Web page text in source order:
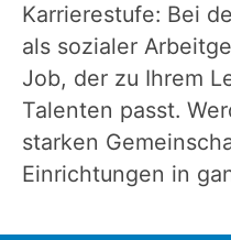
Karrierestufe: Bei
als sozialer
Job, der zu Ihrem
Talenten passt.
starken
Einrichtungen in